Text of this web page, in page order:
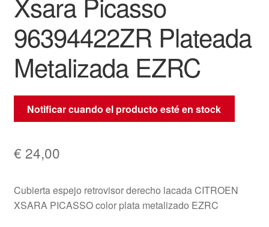
96394422ZR Plateada
Metalizada EZRC
Notificar cuando el producto esté en stock
€ 24,00
Cubierta espejo retrovisor derecho lacada CITROEN
XSARA PICASSO color plata metalizado EZRC